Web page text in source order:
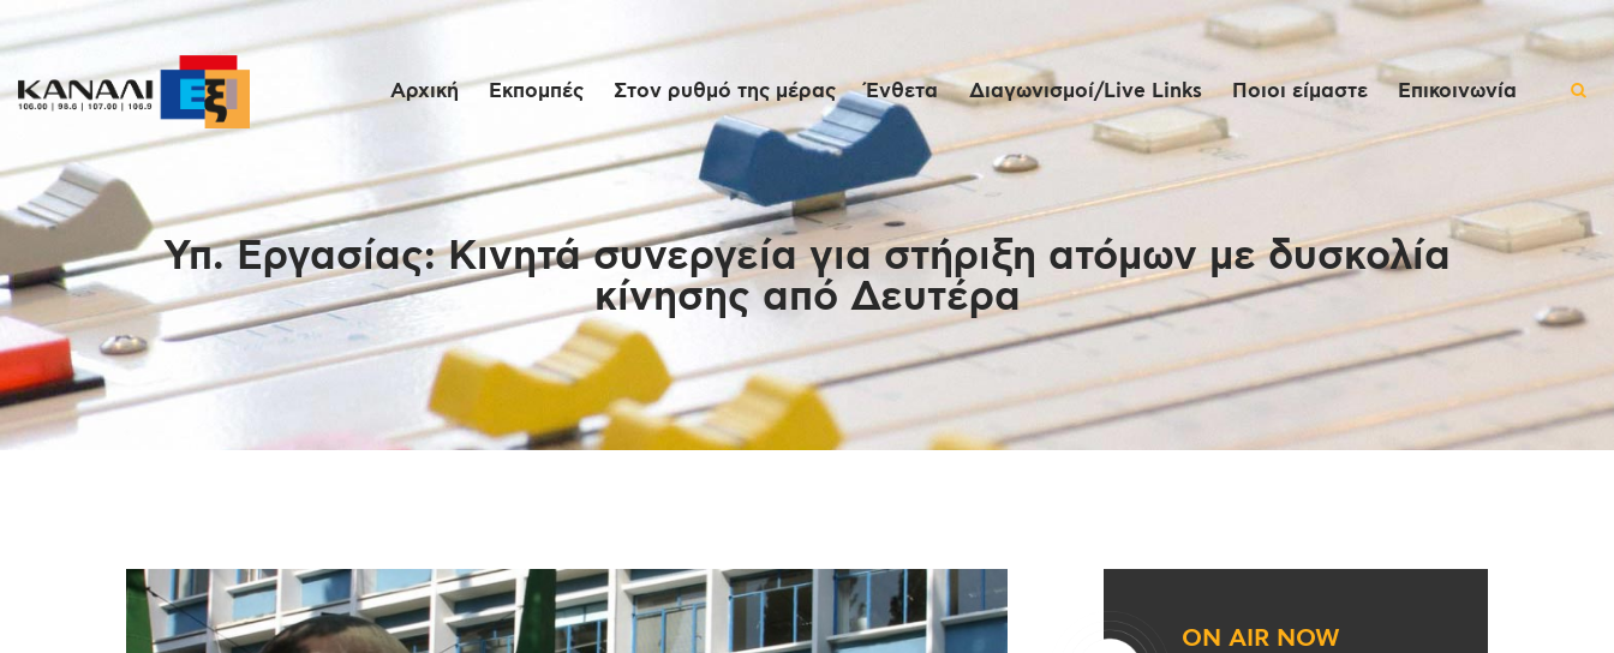
Αρχική Εκπομπές Στον ρυθμό της μέρας Ένθετα Διαγωνισμοί/Live Links Ποιοι είμαστε Επικοινωνία
Υπ. Εργασίας: Κινητά συνεργεία για στήριξη ατόμων με δυσκολία
κίνησης από Δευτέρα
Αρχική
Εκπομπές
Στον ρυθμό της
μέρας
Ένθετα
Διαγωνισμοί/Live
Links
Επικοινωνία
ON AIR NOW